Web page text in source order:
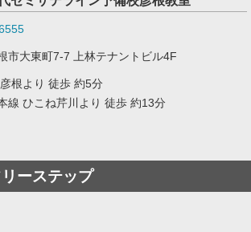
市大東町7-7 上林テナントビル4F
根より 徒歩 約5分
線 ひこね芹川より 徒歩 約13分
ーステップ